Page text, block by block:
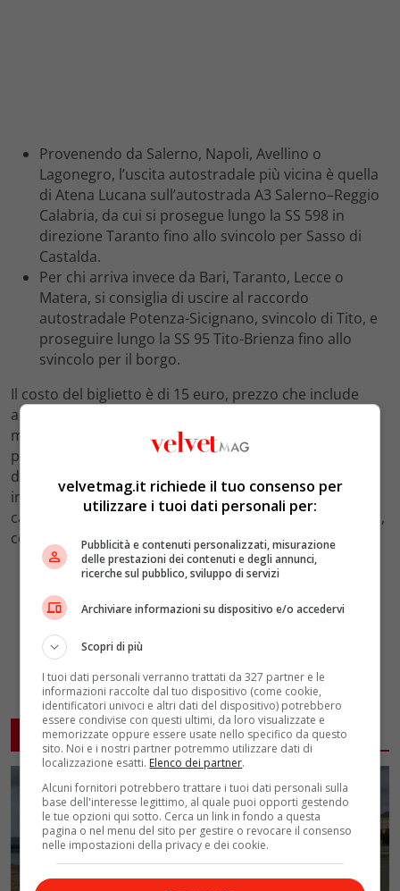
Provenendo da Salerno, Napoli, Avellino o
Lagonegro, l’uscita autostradale più vicina è quella
di Atena Lucana sull’autostrada A3 Salerno–Reggio
Calabria, da cui si prosegue lungo la SS 598 in
direzione Taranto fino allo svincolo per Sasso di
Castalda.
Per chi arriva invece da Bari, Taranto, Lecce o
Matera, si consiglia di uscire al raccordo
autostradale Potenza-Sicignano, svincolo di Tito, e
proseguire lungo la SS 95 Tito-Brienza fino allo
svincolo per il borgo.
Il costo del biglietto è di 15 euro, prezzo che include
anche l’attrezzatura necessaria per garantire la
massima sicurezza durante il percorso. Attraversare il
ponte tibetano “Alla Luna” significa immergersi in una
dimensione dove natura, storia e adrenalina si
incontrano per regalare un’esperienza indimenticabile,
capace di far sentire chiunque sospeso tra terra e cielo,
come se si stesse davvero sfiorando la luna.
ARTICOLI CORRELATI
velvetmag.it richiede il tuo consenso per
utilizzare i tuoi dati personali per:
Pubblicità e contenuti personalizzati, misurazione
delle prestazioni dei contenuti e degli annunci,
ricerche sul pubblico, sviluppo di servizi
Archiviare informazioni su dispositivo e/o accedervi
Scopri di più
I tuoi dati personali verranno trattati da 327 partner e le
informazioni raccolte dal tuo dispositivo (come cookie,
identificatori univoci e altri dati del dispositivo) potrebbero
essere condivise con questi ultimi, da loro visualizzate e
memorizzate oppure essere usate nello specifico da questo
sito. Noi e i nostri partner potremmo utilizzare dati di
localizzazione esatti. Elenco dei partner.
Alcuni fornitori potrebbero trattare i tuoi dati personali sulla
base dell'interesse legittimo, al quale puoi opporti gestendo
le tue opzioni qui sotto. Cerca un link in fondo a questa
pagina o nel menu del sito per gestire o revocare il consenso
nelle impostazioni della privacy e dei cookie.